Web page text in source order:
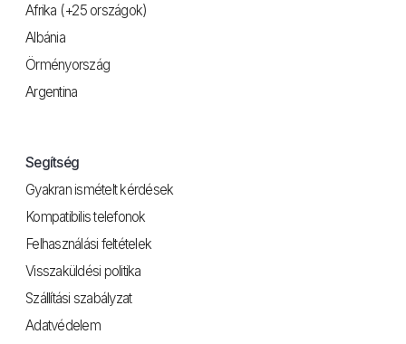
Afrika (+25 országok)
Albánia
Örményország
Argentina
Segítség
Gyakran ismételt kérdések
Kompatibilis telefonok
Felhasználási feltételek
Visszaküldési politika
Szállítási szabályzat
Adatvédelem